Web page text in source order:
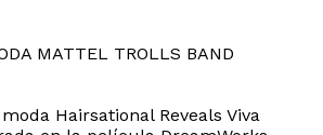
MATTEL TROLLS BAND
Hairsational Reveals Viva